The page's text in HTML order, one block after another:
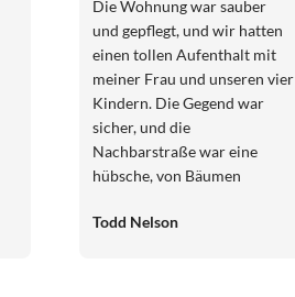
Die Wohnung war sauber
und gepflegt, und wir hatten
einen tollen Aufenthalt mit
meiner Frau und unseren vier
Kindern. Die Gegend war
sicher, und die
Nachbarstraße war eine
hübsche, von Bäumen
und Geschäften. Es gab ein
Todd Nelson